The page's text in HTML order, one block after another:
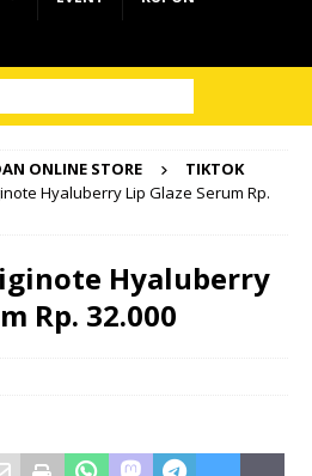
ONLINE STORE
TIKTOK
Hyaluberry Lip Glaze Serum Rp.
Hyaluberry
Rp. 32.000